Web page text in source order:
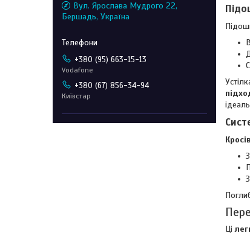
Ці
Вул. Ярослава Мудрого 22,
Бершадь, Україна
+380 (95) 663-15-13
Vodafone
+380 (67) 856-34-94
Київстар